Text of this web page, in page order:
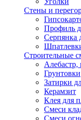
Стены и
Профиль
Серпянка
Строительные
Алебастр,
Грунтовки
Затирки
Керамзит
Клея для
Смеси
Смеси